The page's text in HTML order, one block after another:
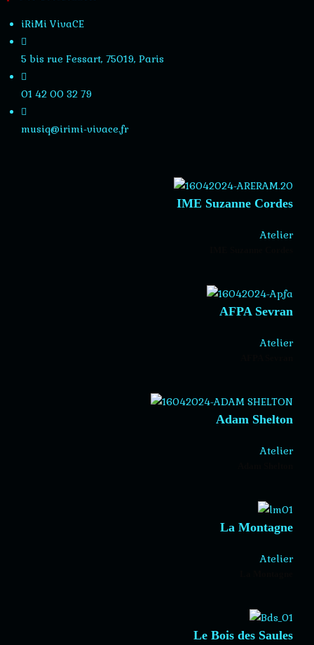
iRiMi VivaCE
5 bis rue Fessart, 75019, Paris
01 42 00 32 79
musiq@irimi-vivace.fr
IME Suzanne Cordes
Atelier
AFPA Sevran
Atelier
Adam Shelton
Atelier
La Montagne
Atelier
Le Bois des Saules